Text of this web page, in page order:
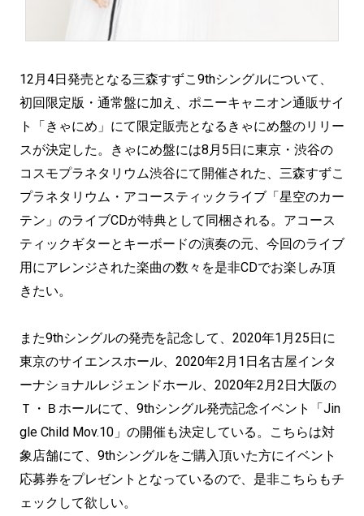
12月4日発売となる三森すずこ9thシングルについて、
初回限定版・通常盤に加え、ポニーキャニオン通販サイ
ト「きゃにめ」にて限定販売となるきゃにめ盤のリリー
スが決定した。きゃにめ盤には8月5日に東京・渋谷の
コスモプラネタリウム渋谷にて開催された、三森すずこ
プラネタリウム・アコースティックライブ「星空のカー
テン」のライブCDが特典として同梱される。アコース
ティックギターとキーボードの演奏の元、今回のライブ
用にアレンジされた楽曲の数々を是非CDでお楽しみ頂
きたい。
また9thシングルの発売を記念して、2020年1月25日に
東京のサイエンスホール、2020年2月1日名古屋インタ
ーナショナルレジェンドホール、2020年2月2日大阪の
Ｔ・Ｂホールにて、9thシングル発売記念イベント「Jin
gle Child Mov.10」の開催も決定している。こちらは対
象店舗にて、9thシングルをご購入頂いた方にイベント
応募券をプレゼントとなっているので、是非こちらもチ
ェックして欲しい。